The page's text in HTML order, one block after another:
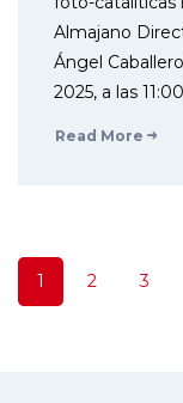
Almajano
Ángel
2025, a las
Read More
1 2 3